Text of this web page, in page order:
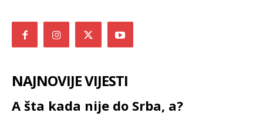
NAJNOVIJE VIJESTI
A šta kada nije do Srba, a?